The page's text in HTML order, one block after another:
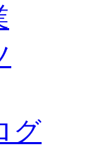
グ